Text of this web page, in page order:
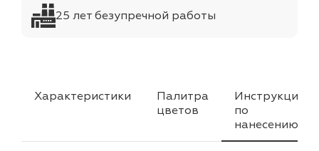
25 лет безупречной работы
Характеристики
Палитра
цветов
Инструкция
по
нанесению